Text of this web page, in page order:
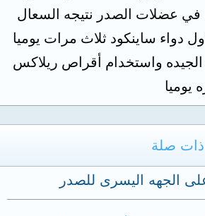
في عضلات الصدر نتيجه السعال
دواء ساينكود ثلاث مرات يوميا
واستخدام أقراص ريلاكس
يوميا
ذات صلة
الجهه اليسرى للصدر